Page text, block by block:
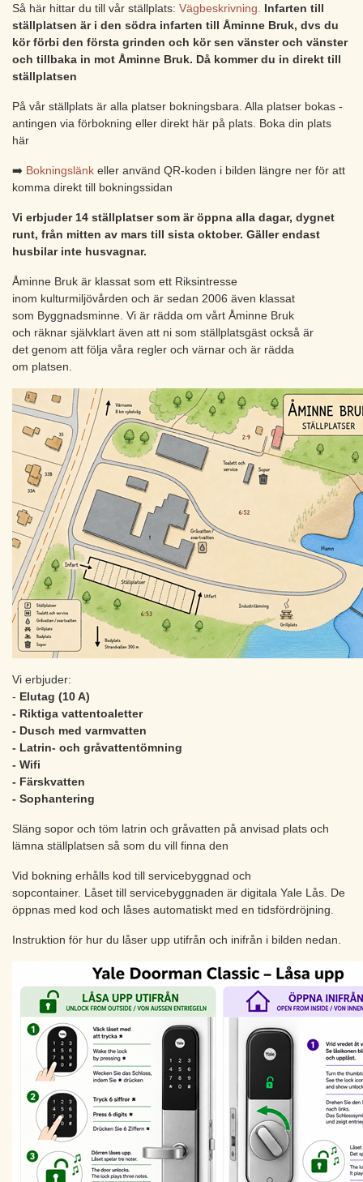
Så här hittar du till vår ställplats: Vägbeskrivning. Infarten till
ställplatsen är i den södra infarten till Åminne Bruk, dvs du
kör förbi den första grinden och kör sen vänster och vänster
och tillbaka in mot Åminne Bruk. Då kommer du in direkt till
ställplatsen
På vår ställplats är alla platser bokningsbara. Alla platser bokas -
antingen via förbokning eller direkt här på plats. Boka din plats
här
➡️ Bokningslänk eller använd QR-koden i bilden längre ner för att
komma direkt till bokningssidan
Vi erbjuder 14 ställplatser som är öppna alla dagar, dygnet
runt, från mitten av mars till sista oktober. Gäller endast
husbilar inte husvagnar.
Åminne Bruk är klassat som ett Riksintresse
inom kulturmiljövården och är sedan 2006 även klassat
som Byggnadsminne. Vi är rädda om vårt Åminne Bruk
och räknar självklart även att ni som ställplatsgäst också är
det genom att följa våra regler och värnar och är rädda
om platsen.
Vi erbjuder:
- Elutag (10 A)
- Riktiga vattentoaletter
- Dusch med varmvatten
- Latrin- och gråvattentömning
- Wifi
- Färskvatten
- Sophantering
Släng sopor och töm latrin och gråvatten på anvisad plats och
lämna ställplatsen så som du vill finna den
Vid bokning erhålls kod till servicebyggnad och
sopcontainer. Låset till servicebyggnaden är digitala Yale Lås. De
öppnas med kod och låses automatiskt med en tidsfördröjning.
Instruktion för hur du låser upp utifrån och inifrån i bilden nedan.